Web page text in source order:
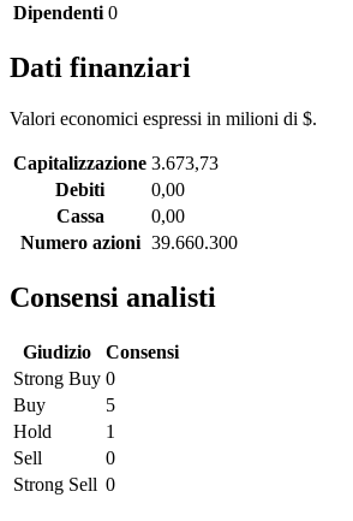
Dipendenti 0
Dati finanziari
Valori economici espressi in milioni di $.
Capitalizzazione 3.673,73
Debiti
0,00
Cassa
0,00
Numero azioni 39.660.300
Consensi analisti
Giudizio
Consensi
Strong Buy 0
Buy
5
Hold
1
Sell
0
Strong Sell 0